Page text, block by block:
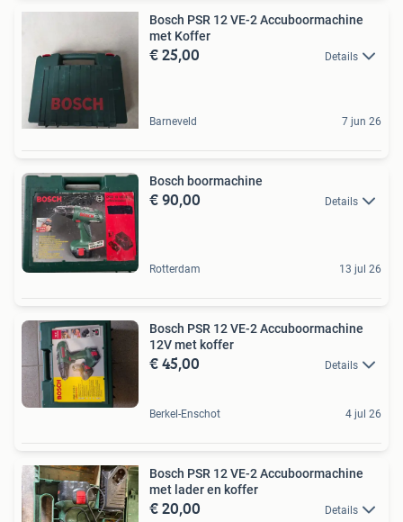
Bosch PSR 12 VE-2 Accuboormachine
met Koffer
€ 25,00 Details
Barneveld 7 jun 26
Bosch boormachine
€ 90,00 Details
Rotterdam 13 jul 26
Bosch PSR 12 VE-2 Accuboormachine
12V met koffer
€ 45,00 Details
Berkel-Enschot 4 jul 26
Bosch PSR 12 VE-2 Accuboormachine
met lader en koffer
€ 20,00 Details